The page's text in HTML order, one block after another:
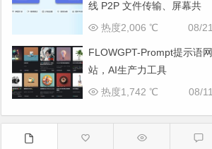
线 P2P 文件传输、屏幕共
享、音视频通话工具
08/21
热度2,006 ℃
FLOWGPT-Prompt提示语网
站，AI生产力工具
08/11
热度1,742 ℃